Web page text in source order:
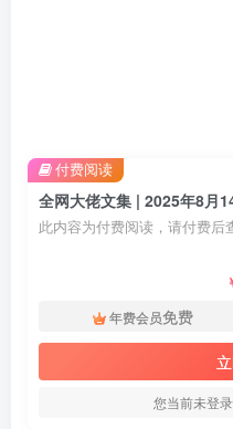
此内容为付费阅读，请付费后
年费会员免费
您当前未登
付费阅读